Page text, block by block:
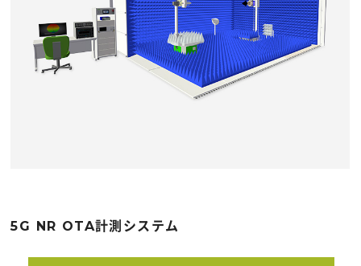
5G NR OTA計測システム